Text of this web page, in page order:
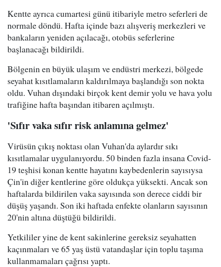
Kentte ayrıca cumartesi günü itibariyle metro seferleri de
normale döndü. Hafta içinde bazı alışveriş merkezleri ve
bankaların yeniden açılacağı, otobüs seferlerine
başlanacağı bildirildi.
Bölgenin en büyük ulaşım ve endüstri merkezi, bölgede
seyahat kısıtlamaların kaldırılmaya başlandığı son nokta
oldu. Vuhan dışındaki birçok kent demir yolu ve hava yolu
trafiğine hafta başından itibaren açılmıştı.
'Sıfır vaka sıfır risk anlamına gelmez'
Virüsün çıkış noktası olan Vuhan'da aylardır sıkı
kısıtlamalar uygulanıyordu. 50 binden fazla insana Covid-
19 teşhisi konan kentte hayatını kaybedenlerin sayısıysa
Çin'in diğer kentlerine göre oldukça yüksekti. Ancak son
haftalarda bildirilen vaka sayısında son derece ciddi bir
düşüş yaşandı. Son iki haftada enfekte olanların sayısının
20'nin altına düştüğü bildirildi.
Yetkililer yine de kent sakinlerine gereksiz seyahatten
kaçınmaları ve 65 yaş üstü vatandaşlar için toplu taşıma
kullanmamaları çağrısı yaptı.